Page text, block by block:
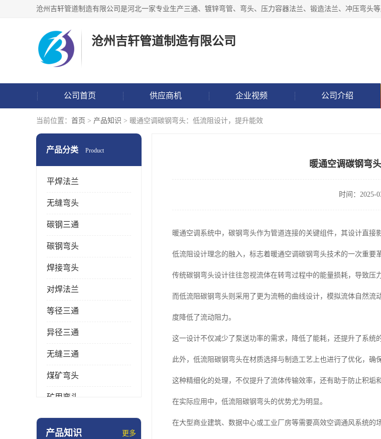
沧州吉轩管道制造有限公司
公司首页 供应商机 企业视频 公司介绍
当前位置： 首页 > 产品知识 > 暖通空调碳钢弯头：低流阻设计，提升能效
产品分类 Product
平焊法兰
无缝弯头
碳钢三通
碳钢弯头
焊接弯头
对焊法兰
等径三通
异径三通
无缝三通
煤矿弯头
矿用弯头
冲压弯头
产品知识 更多
暖通空调碳钢弯
时间：2025-
暖通空调系统中，碳钢弯头作为管道连接的关键组件，其设计直接
低流阻设计理念的融入，标志着暖通空调碳钢弯头技术的一次重要
传统碳钢弯头设计往往忽视流体在转弯过程中的能量损耗，导致压
而低流阻碳钢弯头则采用了更为流畅的曲线设计，模拟流体自然
度降低了流动阻力。
这一设计不仅减少了泵送功率的需求，降低了能耗，还提升了系统
此外，低流阻碳钢弯头在材质选择与制造工艺上也进行了优化，确
这种精细化的处理，不仅提升了流体传输效率，还有助于防止积垢
在实际应用中，低流阻碳钢弯头的优势尤为明显。
在大型商业建筑、数据中心或工业厂房等需要高效空调通风系统